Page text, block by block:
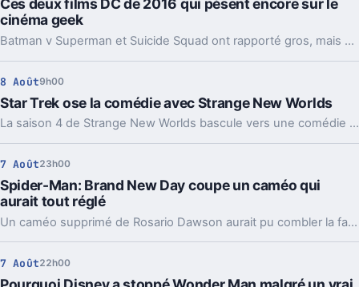
Ces deux films DC de 2016 qui pèsent encore sur le
cinéma geek
Batman v Superman et Suicide Squad ont rapporté gros, mais cassé l’élan de DC. Dix ans après, leur ombre guide encore la relance du studio.
8 Août9h00
Star Trek ose la comédie avec Strange New Worlds
La saison 4 de Strange New Worlds bascule vers une comédie d’ivresse improbable. Un détour léger, mais pas si anodin pour Star Trek.
7 Août23h00
Spider-Man: Brand New Day coupe un caméo qui
aurait tout réglé
Un caméo supprimé de Rosario Dawson aurait pu combler la faille la plus commentée de Spider-Man: Brand New Day. Et ça agace les fans.
7 Août22h00